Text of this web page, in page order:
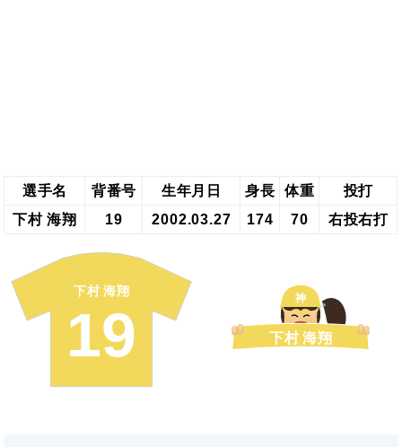
選手名 背番号 生年月日 身長 体重
投打
下村 海翔
19 2002.03.27 174 70 右投右打
下村 海翔
19
神
下村 海翔